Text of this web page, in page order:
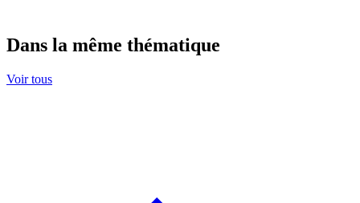
Dans la même thématique
Voir tous